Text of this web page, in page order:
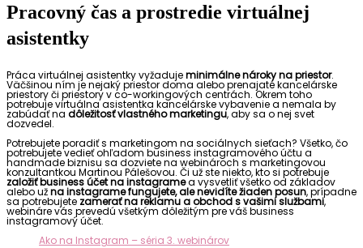
Pracovný čas a prostredie virtuálnej
asistentky
Práca virtuálnej asistentky vyžadujeminimálne nároky na priestor.
Väčšinou ním je nejaký priestor doma alebo prenajaté kancelárske
priestory či priestory v co-workingových centrách. Okrem toho
potrebuje virtuálna asistentka kancelárske vybavenie a nemala by
zabúdať na dôležitosť vlastného marketingu, aby sa o nej svet
dozvedel.
Potrebujete poradiť s marketingom na sociálnych sieťach? Všetko, čo
potrebujete vedieť ohľadom business instagramového účtu a
handmade biznisu sa dozviete na webinároch s marketingovou
konzultantkou Martinou Pálešovou. Či už ste niekto, kto si potrebuje
založiť business účet na instagramea vysvetliť všetko od základov
alebo užna instagrame fungujete, ale nevidíte žiaden posun, prípadne
sa potrebujete zamerať na reklamu a obchod s vašimi službami,
webináre vás prevedú všetkým dôležitým pre váš business
instagramový účet.
Ako na Instagram – séria 3. webinárov